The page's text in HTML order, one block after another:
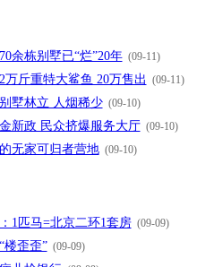
余栋别墅已“烂”20年 (09-11)
万斤重特大鲨鱼 20万售出 (09-11)
墅林立 人烟稀少 (09-10)
新政 民众挤爆服务大厅 (09-10)
无家可归者营地 (09-10)
1匹马=北京二环1套房 (09-09)
楼歪歪” (09-09)